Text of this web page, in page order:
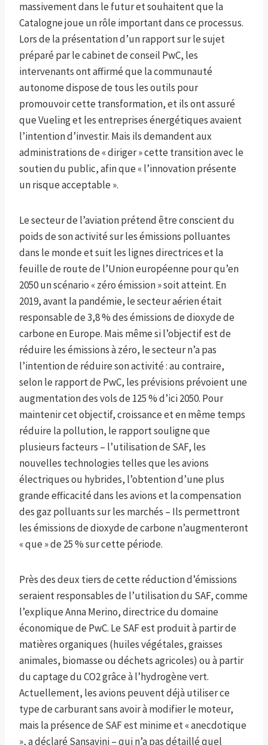
massivement dans le futur et souhaitent que la
Catalogne joue un rôle important dans ce processus.
Lors de la présentation d’un rapport sur le sujet
préparé par le cabinet de conseil PwC, les
intervenants ont affirmé que la communauté
autonome dispose de tous les outils pour
promouvoir cette transformation, et ils ont assuré
que Vueling et les entreprises énergétiques avaient
l’intention d’investir. Mais ils demandent aux
administrations de « diriger » cette transition avec le
soutien du public, afin que « l’innovation présente
un risque acceptable ».
Le secteur de l’aviation prétend être conscient du
poids de son activité sur les émissions polluantes
dans le monde et suit les lignes directrices et la
feuille de route de l’Union européenne pour qu’en
2050 un scénario « zéro émission » soit atteint. En
2019, avant la pandémie, le secteur aérien était
responsable de 3,8 % des émissions de dioxyde de
carbone en Europe. Mais même si l’objectif est de
réduire les émissions à zéro, le secteur n’a pas
l’intention de réduire son activité : au contraire,
selon le rapport de PwC, les prévisions prévoient une
augmentation des vols de 125 % d’ici 2050. Pour
maintenir cet objectif, croissance et en même temps
réduire la pollution, le rapport souligne que
plusieurs facteurs – l’utilisation de SAF, les
nouvelles technologies telles que les avions
électriques ou hybrides, l’obtention d’une plus
grande efficacité dans les avions et la compensation
des gaz polluants sur les marchés – Ils permettront
les émissions de dioxyde de carbone n’augmenteront
« que » de 25 % sur cette période.
Près des deux tiers de cette réduction d’émissions
seraient responsables de l’utilisation du SAF, comme
l’explique Anna Merino, directrice du domaine
économique de PwC. Le SAF est produit à partir de
matières organiques (huiles végétales, graisses
animales, biomasse ou déchets agricoles) ou à partir
du captage du CO2 grâce à l’hydrogène vert.
Actuellement, les avions peuvent déjà utiliser ce
type de carburant sans avoir à modifier le moteur,
mais la présence de SAF est minime et « anecdotique
», a déclaré Sansavini – qui n’a pas détaillé quel